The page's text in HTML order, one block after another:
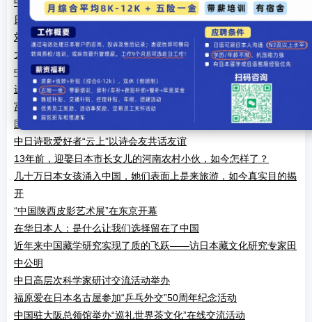
中日韩文化交流年 小林国雄看好盆栽传播
日中友好议员联盟代表团访问对外友协
刘建超会见日本日中友好议员联盟访华团
大阪世博会四川活动周正式启动
中日海洋事务高级别磋商重启
进博会四年铁粉 北海道食品走向中国各地
富士胶片（中国）总裁田中健一：深耕中国市场助力实现“健康中
国2030”
中日诗歌爱好者“云上”以诗会友共话友谊
13年前，迎娶日本市长女儿的河南农村小伙，如今怎样了？
几十万日本女孩涌入中国，她们表面上是来旅游，如今真实目的揭
开
“中国陕西皮影艺术展”在东京开幕
在华日本人：是什么让我们选择留在了中国
近年来中国藏学研究实现了质的飞跃——访日本藏文化研究专家田
中公明
中日高层次科学家研讨交流活动举办
福原爱在日本名古屋参加“乒乓外交”50周年纪念活动
中国驻大阪总领馆举办“巡礼世界茶文化”在线交流活动